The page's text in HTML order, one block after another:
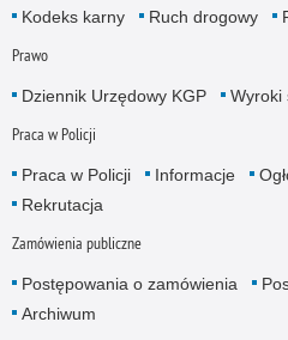
Kodeks karny
Ruch drogowy
Prawo
Dziennik Urzędowy KGP Wyroki
Praca w Policji
Praca w Policji Informacje
Rekrutacja
Zamówienia publiczne
Postępowania o zamówienia
Archiwum